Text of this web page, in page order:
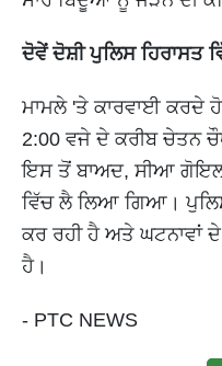
ਦੋਵੇਂ ਦੋਸ਼ੀ ਪੁਲਿਸ ਹਿਰਾਸਤ
ਮਾਮਲੇ 'ਤੇ ਕਾਰਵਾਈ ਕਰਦੇ
2:00 ਵਜੇ ਦੇ ਕਰੀਬ ਚੇਤਨ
ਇਸ ਤੋਂ ਬਾਅਦ, ਸੀਆ ਗੋਇਲ
ਵਿੱਚ ਲੈ ਲਿਆ ਗਿਆ।
ਕਰ ਰਹੀ ਹੈ ਅਤੇ ਘਟਨਾਵਾਂ
ਹੈ।
- PTC NEWS